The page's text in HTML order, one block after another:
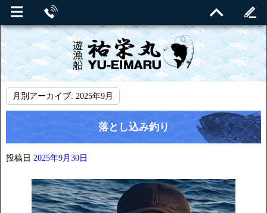
月別アーカイブ: 2025年9月
落とし込み釣り
投稿日 2025年9月30日